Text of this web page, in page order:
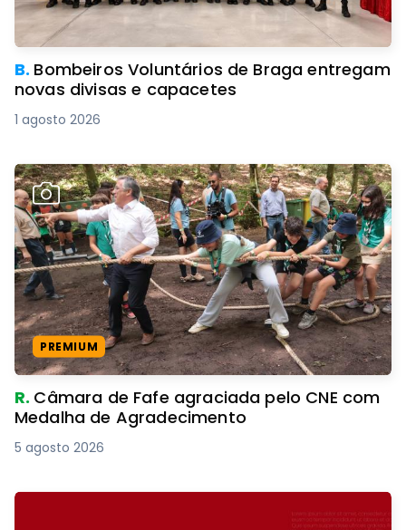
B. Bombeiros Voluntários de Braga entregam
novas divisas e capacetes
1 agosto 2026
PREMIUM
R. Câmara de Fafe agraciada pelo CNE com
Medalha de Agradecimento
5 agosto 2026